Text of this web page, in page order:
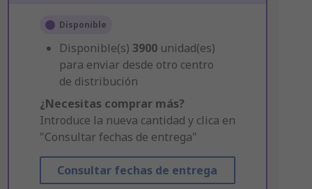
Disponible
Disponible(s) 3900 unidad(es)
para enviar desde otro centro
de distribución
¿Necesitas comprar más?
Introduce la nueva cantidad y clica en
"Consultar fechas de entrega"
Consultar fechas de entrega